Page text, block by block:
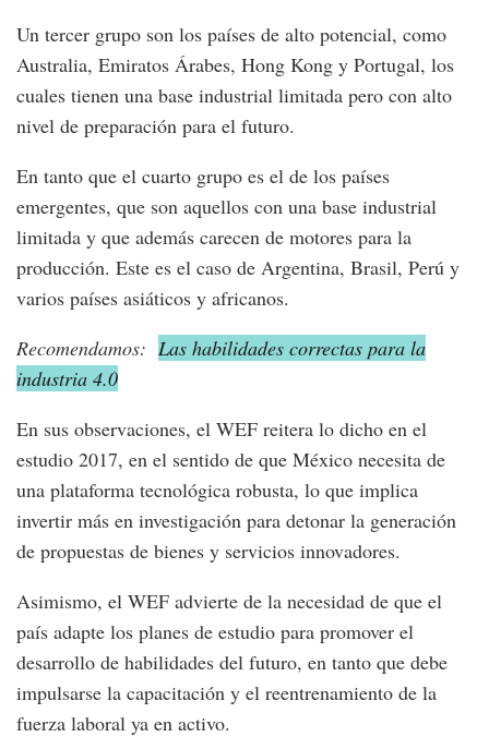
Un tercer grupo son los países de alto potencial, como
Australia, Emiratos Árabes, Hong Kong y Portugal, los
cuales tienen una base industrial limitada pero con alto
nivel de preparación para el futuro.
En tanto que el cuarto grupo es el de los países
emergentes, que son aquellos con una base industrial
limitada y que además carecen de motores para la
producción. Este es el caso de Argentina, Brasil, Perú y
varios países asiáticos y africanos.
Recomendamos: Las habilidades correctas para la
industria 4.0
En sus observaciones, el WEF reitera lo dicho en el
estudio 2017, en el sentido de que México necesita de
una plataforma tecnológica robusta, lo que implica
invertir más en investigación para detonar la generación
de propuestas de bienes y servicios innovadores.
Asimismo, el WEF advierte de la necesidad de que el
país adapte los planes de estudio para promover el
desarrollo de habilidades del futuro, en tanto que debe
impulsarse la capacitación y el reentrenamiento de la
fuerza laboral ya en activo.